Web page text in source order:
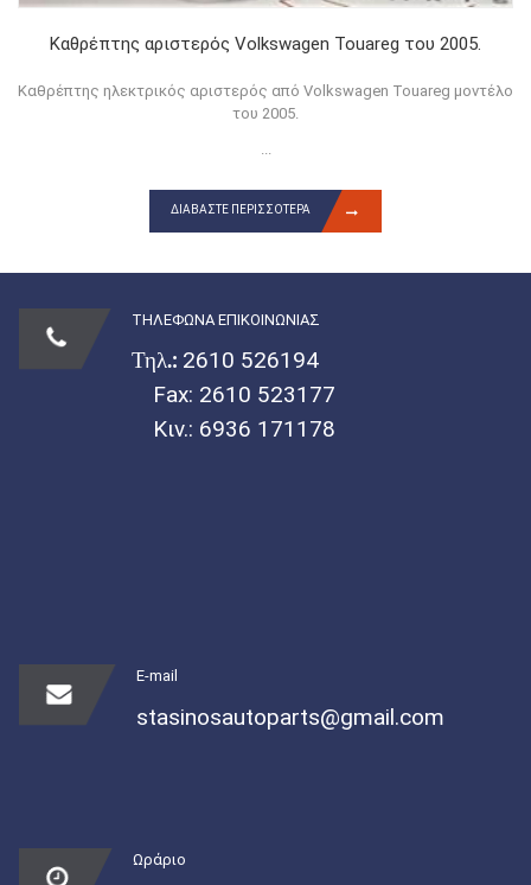
Καθρέπτης αριστερός Volkswagen Touareg του 2005.
Καθρέπτης ηλεκτρικός αριστερός από Volkswagen Touareg μοντέλο
του 2005.
ΔΙΑΒΆΣΤΕ ΠΕΡΙΣΣΌΤΕΡΑ
ΤΗΛΕΦΩΝΑ ΕΠΙΚΟΙΝΩΝΙΑΣ
Τηλ.: 2610 526194
Fax: 2610 523177
Κιν.: 6936 171178
E-mail
stasinosautoparts@gmail.com
Ωράριο